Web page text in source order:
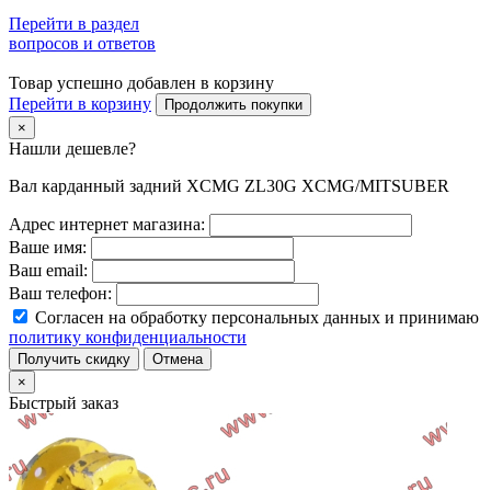
Перейти в раздел
вопросов и ответов
Товар успешно добавлен в корзину
Перейти в корзину
Продолжить покупки
×
Нашли дешевле?
Вал карданный задний XCMG ZL30G XCMG/MITSUBER
Адрес интернет магазина:
Ваше имя:
Ваш email:
Ваш телефон:
Согласен на обработку персональных данных и принимаю
политику конфиденциальности
Получить скидку
Отмена
×
Быстрый заказ